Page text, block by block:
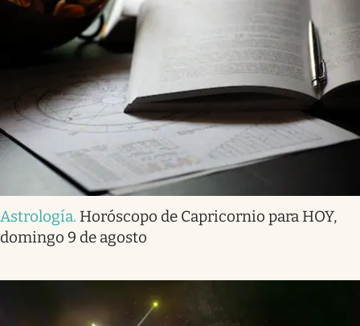
Astrología. Horóscopo de Capricornio para HOY,
domingo 9 de agosto